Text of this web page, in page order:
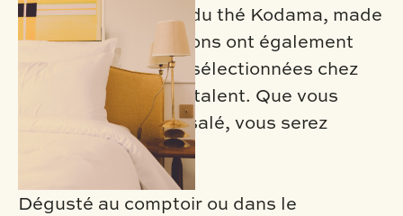
parisien reconnu et du thé Kodama, made
in Paris… Les boissons ont également
été soigneusement sélectionnées chez
des producteurs de talent. Que vous
soyez bec sucré ou salé, vous serez
Dégusté au comptoir ou dans le